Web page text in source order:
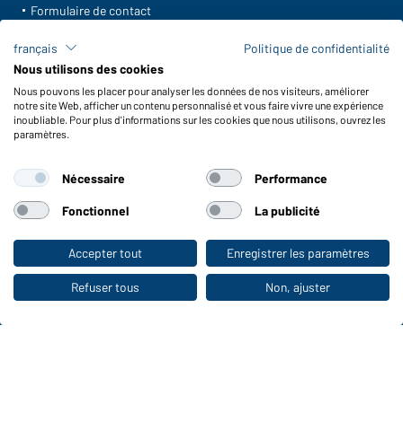
Vers la boutique pour particuliers
Formulaire de contact
FAQ / Manuel d' utilisation
Vérifier le stock
Reporting system according to whistleblower protection act
Fonctions et entretien
Conseils d'entretien
Tailles
Couleurs
WORKWEAR COLLECTION
Le choix idéal pour les professionnels :
français
Politique de confidentialité
Nous utilisons des cookies
Nous pouvons les placer pour analyser les données de nos visiteurs, améliorer
notre site Web, afficher un contenu personnalisé et vous faire vivre une expérience
inoubliable. Pour plus d'informations sur les cookies que nous utilisons, ouvrez les
paramètres.
Nécessaire Performance
Fonctionnel La publicité
Accepter tout Enregistrer les paramètres
Refuser tous Non, ajuster